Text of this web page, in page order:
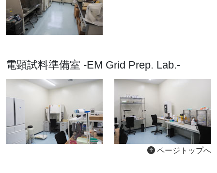
電顕試料準備室 -EM Grid Prep. Lab.-
ページトップへ